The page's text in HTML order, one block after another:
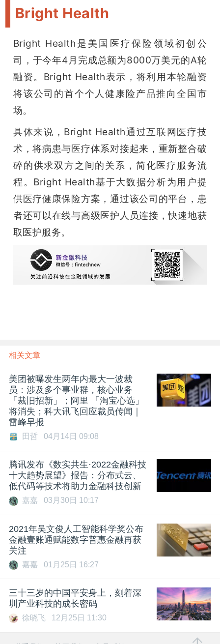
Bright Health
Bright Health是美国 医疗保险领域初创公
司，于今年4月完成总额为8000万美元的A轮
融资。Bright Health表示，将利用本轮融资
将该公司的首个个人健康险产品推向全国市
场。
具体来说，Bright Health通过互联网医疗技
术，将病患与医疗体系对接起来，重新整合破
碎的供求双方之间的关系，简化医疗服务流
程。Bright Health基于大数据分析为用户提
供医疗健康保险方案，通过该公司的平台，患
者还可以在线与高级医护人员连接，快速地获
取医护服务。
相关文章
美团被曝发生两年内最大一波裁
员：涉及多个事业群，核心业务
「裁旧招新」；阿里 「淘宝心选」
将消失；科大讯飞回应裁员传闻｜
雷峰早报
田哲 04月14日 09:08
腾讯发布《数实共生·2022金融科技
十大趋势展望》报告：分布式云、
低代码等技术将助力金融科技创新
嘉嘉 03月30日 10:17
2021年吴文俊人工智能科学奖公布
金融壹账通赋能数字普惠金融再获
关注
嘉嘉 01月25日 16:27
三十三岁的中国平安身上，刻着深
圳产业科技的成长密码
徐晓飞 12月25日 11:30